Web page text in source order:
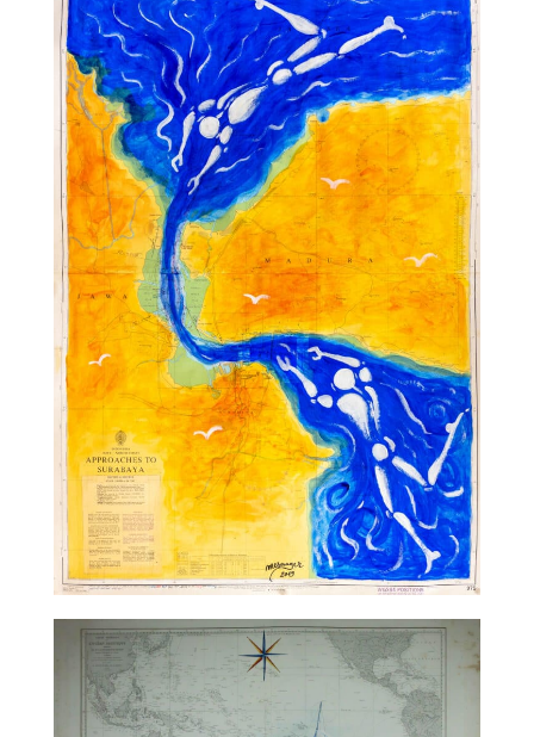
TALC01-33 – Jérôme Mesnager